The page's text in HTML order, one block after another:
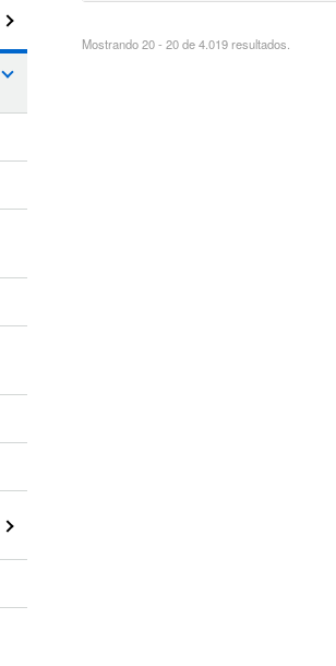
Mostrando 20 - 20 de 4.019 resultados.